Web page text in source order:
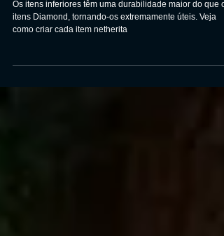
netherita e arma
Os itens inferiores têm uma durabilidade maior do que